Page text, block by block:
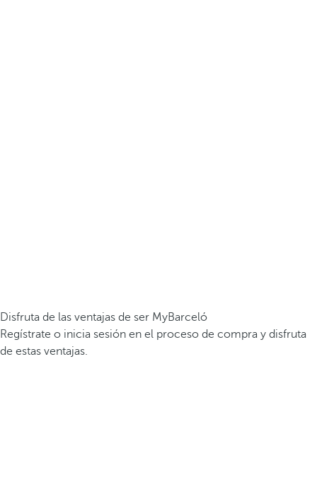
Disfruta de las ventajas de ser MyBarceló
Regístrate o inicia sesión en el proceso de compra y disfruta
de estas ventajas.